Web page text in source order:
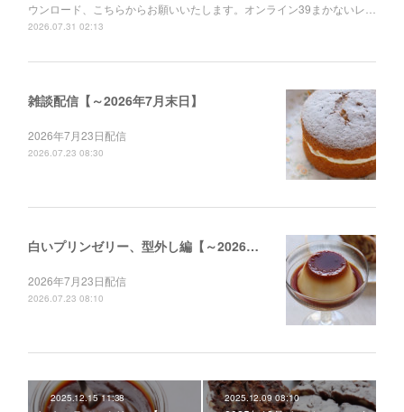
ウンロード、こちらからお願いいたします。オンライン39まかないレ…
2026.07.31 02:13
雑談配信【～2026年7月末日】
2026年7月23日配信
2026.07.23 08:30
白いプリンゼリー、型外し編【～2026年12月末日】
2026年7月23日配信
2026.07.23 08:10
2025.12.15 11:38 2025.12.09 08:10